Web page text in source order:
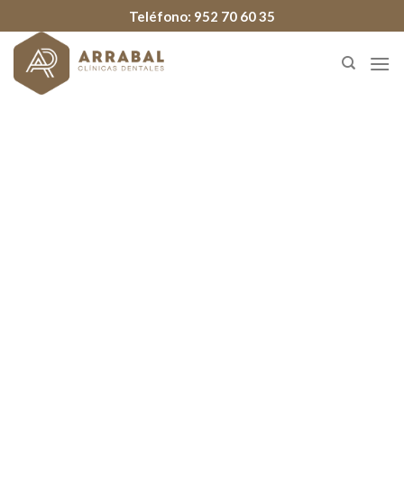
Teléfono: 952 70 60 35